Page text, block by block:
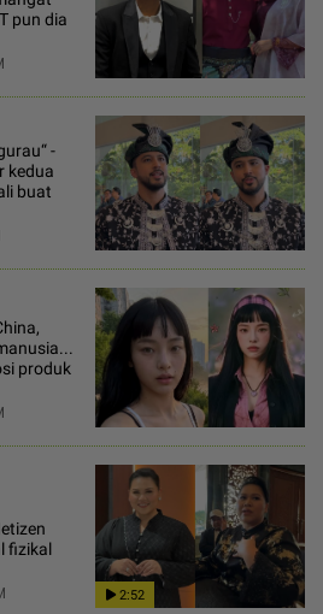
pun dia
-
kedua
buat
produk
fizikal
2:52